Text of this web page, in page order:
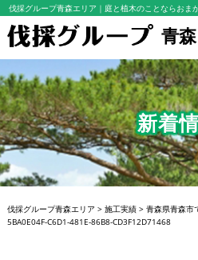
伐採グループ青森エリア ｜庭と植木のことならおま
青森
新着
伐採グループ青森エリア > 施工実績> 青森県青森市
5BA0E04F-C6D1-481E-86B8-CD3F12D71468